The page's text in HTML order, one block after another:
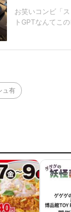
お笑いコンビ「
トGPTなんてこ
を辞任した阿部
ットとみられる
ュ有